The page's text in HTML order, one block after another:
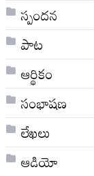
స్పందన
పాట
ఆర్థికం
సంభాషణ
లేఖలు
ఆడియో